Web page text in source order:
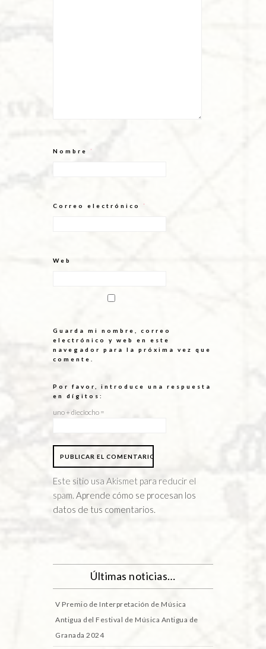
Nombre *
Correo electrónico *
Web
Guarda mi nombre, correo
electrónico y web en este
navegador para la próxima vez que
comente.
Por favor, introduce una respuesta
en dígitos:
uno + dieciocho =
Este sitio usa Akismet para reducir el
spam. Aprende cómo se procesan los
datos de tus comentarios.
Últimas noticias…
V Premio de Interpretación de Música
Antigua del Festival de Música Antigua de
Granada 2024